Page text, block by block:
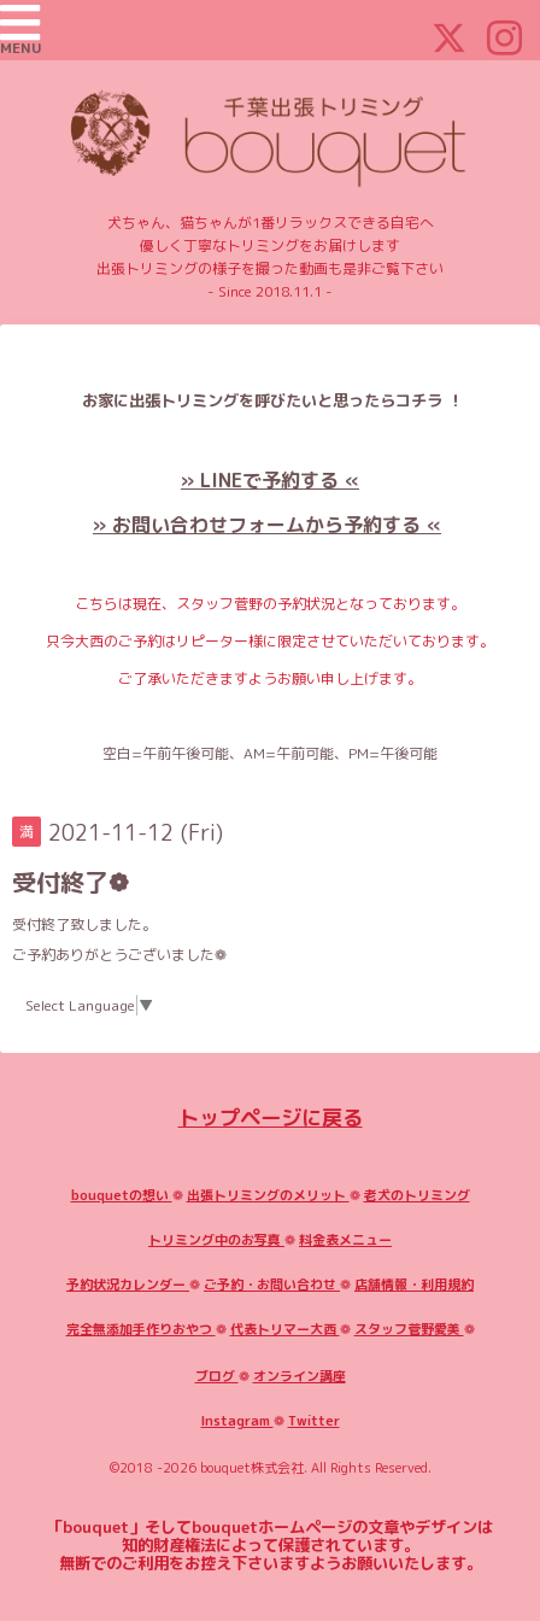
MENU
犬ちゃん、猫ちゃんが1番リラックスできる自宅へ
優しく丁寧なトリミングをお届けします
出張トリミングの様子を撮った動画も是非ご覧下さい
- Since 2018.11.1 -
お家に出張トリミングを呼びたいと思ったらコチラ ！
» LINEで予約する «
» お問い合わせフォームから予約する «
こちらは現在、スタッフ菅野の予約状況となっております。
只今大西のご予約はリピーター様に限定させていただいております。
ご了承いただきますようお願い申し上げます。
空白=午前午後可能、AM=午前可能、PM=午後可能
満 2021-11-12 (Fri)
受付終了❁
受付終了致しました。
ご予約ありがとうございました❁
Select Language ▼
トップページに戻る
bouquetの想い ❁ 出張トリミングのメリット ❁老犬のトリミング
トリミング中のお写真 ❁料金表メニュー
予約状況カレンダー ❁ ご予約・お問い合わせ ❁ 店舗情報・利用規約
完全無添加手作りおやつ ❁代表トリマー大西❁ スタッフ菅野愛美 ❁
ブログ❁ オンライン講座
Instagram ❁Twitter
©2018 -2026 bouquet株式会社. All Rights Reserved.
「bouquet」そしてbouquetホームページの文章やデザインは
知的財産権法によって保護されています。
無断でのご利用をお控え下さいますようお願いいたします。